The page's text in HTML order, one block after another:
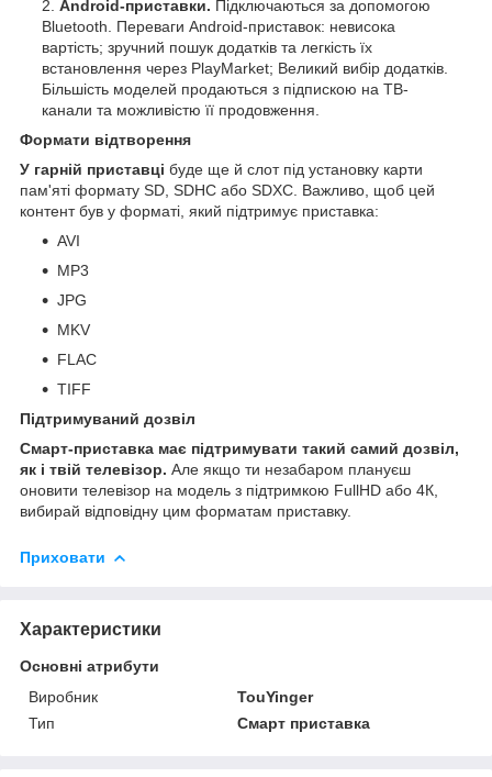
Android-приставки. Підключаються за допомогою
Bluetooth. Переваги Android-приставок: невисока
вартість; зручний пошук додатків та легкість їх
встановлення через PlayMarket; Великий вибір додатків.
Більшість моделей продаються з підпискою на ТВ-
канали та можливістю її продовження.
Формати відтворення
У гарній приставці буде ще й слот під установку карти
пам'яті формату SD, SDHC або SDXC. Важливо, щоб цей
контент був у форматі, який підтримує приставка:
AVI
MP3
JPG
MKV
FLAC
TIFF
Підтримуваний дозвіл
Смарт-приставка має підтримувати такий самий дозвіл,
як і твій телевізор. Але якщо ти незабаром плануєш
оновити телевізор на модель з підтримкою FullHD або 4К,
вибирай відповідну цим форматам приставку.
Приховати
Характеристики
Основні атрибути
Виробник
TouYinger
Тип
Смарт приставка